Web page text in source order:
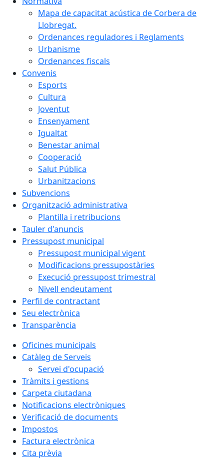
Mapa de capacitat acústica de Corbera de
Llobregat.
Ordenances reguladores i Reglaments
Urbanisme
Ordenances fiscals
Convenis
Esports
Cultura
Joventut
Ensenyament
Igualtat
Benestar animal
Cooperació
Salut Pública
Urbanitzacions
Subvencions
Organització administrativa
Plantilla i retribucions
Tauler d'anuncis
Pressupost municipal
Pressupost municipal vigent
Modificacions pressupostàries
Execució pressupost trimestral
Nivell endeutament
Perfil de contractant
Seu electrònica
Transparència
Oficines municipals
Catàleg de Serveis
Servei d'ocupació
Tràmits i gestions
Carpeta ciutadana
Notificacions electròniques
Verificació de documents
Impostos
Factura electrònica
Cita prèvia